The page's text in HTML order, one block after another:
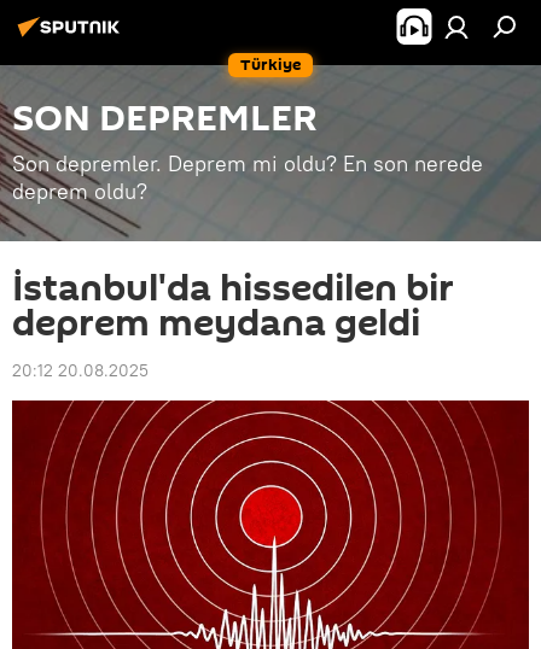
Türkiye
SON DEPREMLER
Son depremler. Deprem mi oldu? En son nerede
deprem oldu?
İstanbul'da hissedilen bir
deprem meydana geldi
20:12 20.08.2025